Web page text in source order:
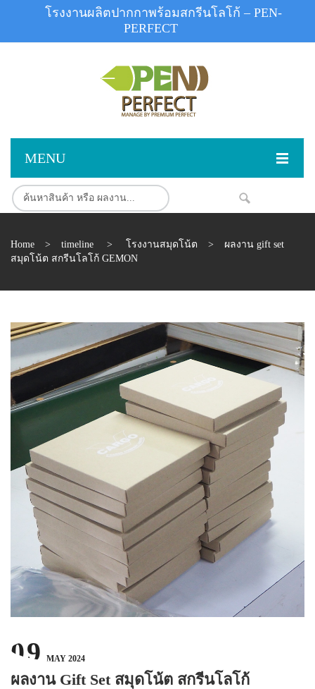
MENU
หน้าแรก
ปากกาพลาสติก
ปากกาตั้งโต๊ะ
ปากกา USB
ปากกาหมึกซึม
ปากกาทัชสกรีน
ปากกาลบได้ NEW
ปากกาเคมี
ปากกา Quantum NEW
ดินสอไม้
ถุงผ้า กระเป๋าผ้า
สมุดโน้ต และอื่นๆ
Gift Set
แพคเกจปากกา
สินค้าสต็อก
บทความ
เกี่ยวกับเรา
วิธีการชำระเงิน
ขอใบเสนอราคา
Home > timeline > โรงงานสมุดโน้ต >
ผลงาน gift set
สมุดโน้ต สกรีนโลโก้ GEMON
09 MAY 2024
ผลงาน Gift Set สมุดโน้ต สกรีนโลโก้
โรงงานผลิตปากกาพร้อมสกรีนโลโก้ – PEN-
PERFECT